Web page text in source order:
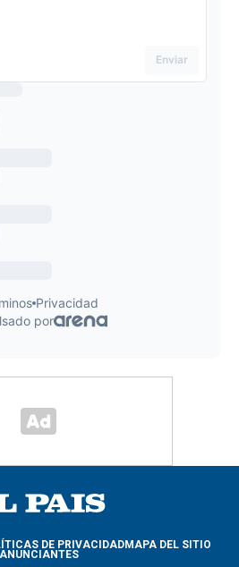
DE PRIVACIDADMAPA DEL SITIO
ANUNCIANTES